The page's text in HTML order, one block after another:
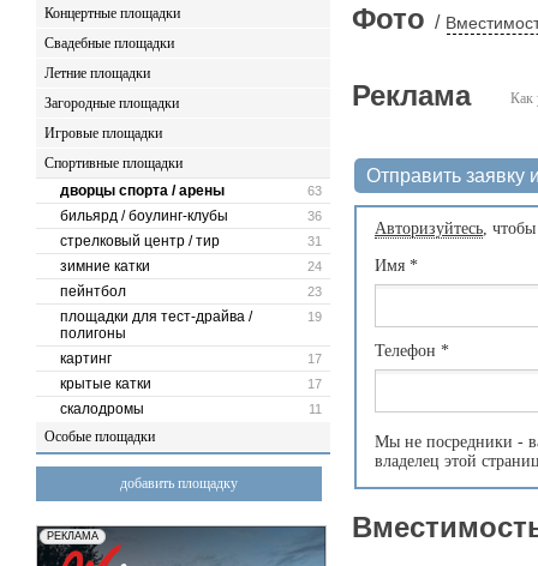
Концертные площадки
Свадебные площадки
Летние площадки
Загородные площадки
Игровые площадки
Спортивные площадки
63
дворцы спорта / арены
36
бильярд / боулинг-клубы
31
стрелковый центр / тир
24
зимние катки
23
пейнтбол
19
площадки для тест-драйва /
полигоны
17
картинг
17
крытые катки
11
скалодромы
Особые площадки
добавить площадку
Фото /
Как
Реклама
Отправить заявку
Авторизуйтесь,
Имя *
Телефон *
Мы не посредники -
владелец этой